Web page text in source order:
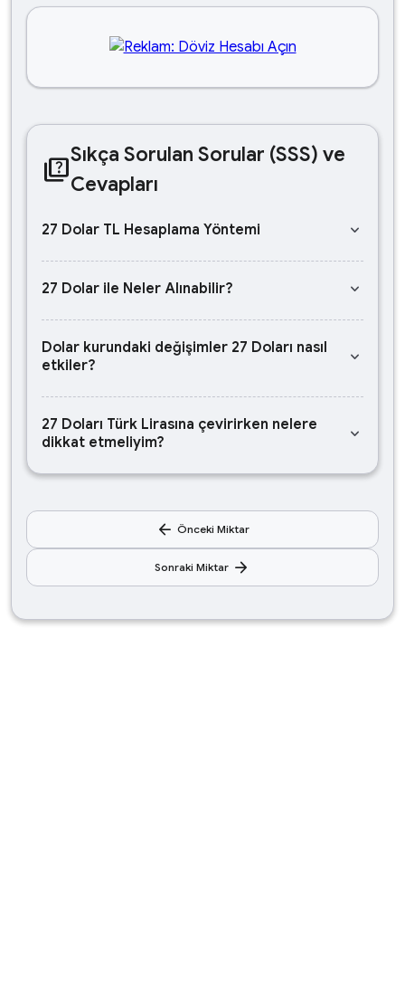
quizSıkça Sorulan Sorular (SSS) ve
Cevapları
27 Dolar TL Hesaplama Yöntemi keyboard_arrow_down
27 Dolar ile Neler Alınabilir? keyboard_arrow_down
Dolar kurundaki değişimler 27 Doları nasıl
etkiler?
keyboard_arrow_down
27 Doları Türk Lirasına çevirirken nelere
dikkat etmeliyim?
keyboard_arrow_down
arrow_back Önceki Miktar
Sonraki Miktar arrow_forward